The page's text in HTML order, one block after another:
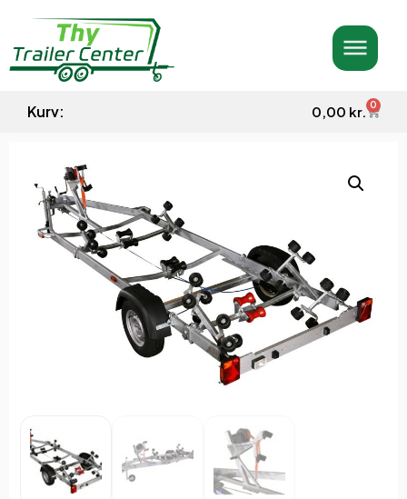
Kurv: 0,00 kr. 0